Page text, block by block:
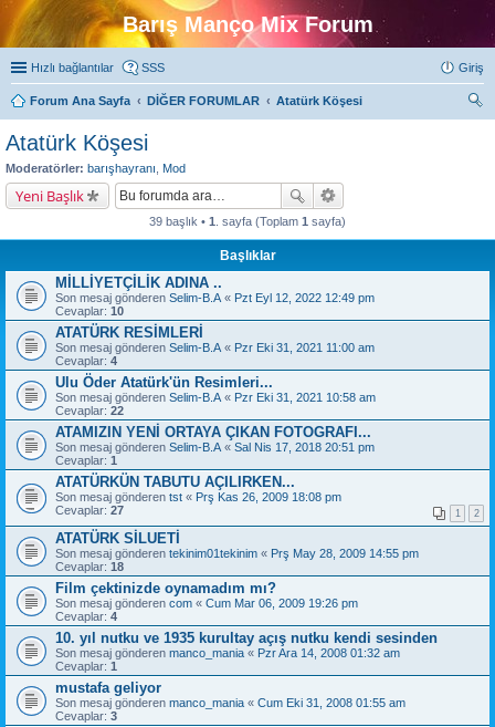
Barış Manço Mix Forum
Hızlı bağlantılar SSS Giriş
Forum Ana Sayfa DİĞER FORUMLAR
Atatürk Köşesi
Atatürk Köşesi
Moderatörler: barışhayranı Mod
Yeni Başlık
39 başlık • 1 . sayfa (Toplam 1 sayfa)
Başlıklar
MİLLİYETÇİLİK ADINA ..
Son mesaj gönderen Selim-B.A « Pzt Eyl 12, 2022 12:49 pm
Cevaplar: 10
ATATÜRK RESİMLERİ
Son mesaj gönderen Selim-B.A « Pzr Eki 31, 2021 11:00 am
Cevaplar: 4
Ulu Öder Atatürk'ün Resimleri...
Son mesaj gönderen Selim-B.A « Pzr Eki 31, 2021 10:58 am
Cevaplar: 22
ATAMIZIN YENİ ORTAYA ÇIKAN FOTOGRAFI...
Son mesaj gönderen Selim-B.A « Sal Nis 17, 2018 20:51 pm
Cevaplar: 1
ATATÜRKÜN TABUTU AÇILIRKEN...
Son mesaj gönderen tst « Prş Kas 26, 2009 18:08 pm
Cevaplar: 27 1 2
ATATÜRK SİLUETİ
Son mesaj gönderen tekinim01tekinim « Prş May 28, 2009 14:55 pm
Cevaplar: 18
Film çektinizde oynamadım mı?
Son mesaj gönderen com « Cum Mar 06, 2009 19:26 pm
Cevaplar: 4
10. yıl nutku ve 1935 kurultay açış nutku kendi sesinden
Son mesaj gönderen manco_mania « Pzr Ara 14, 2008 01:32 am
Cevaplar: 1
mustafa geliyor
Son mesaj gönderen manco_mania « Cum Eki 31, 2008 01:55 am
Cevaplar: 3